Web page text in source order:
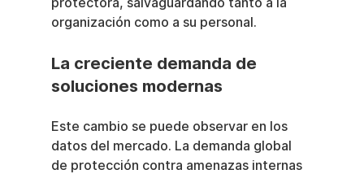
organización como a su personal.
La creciente demanda de
soluciones modernas
Este cambio se puede observar en los
datos del mercado. La demanda global
de protección contra amenazas internas